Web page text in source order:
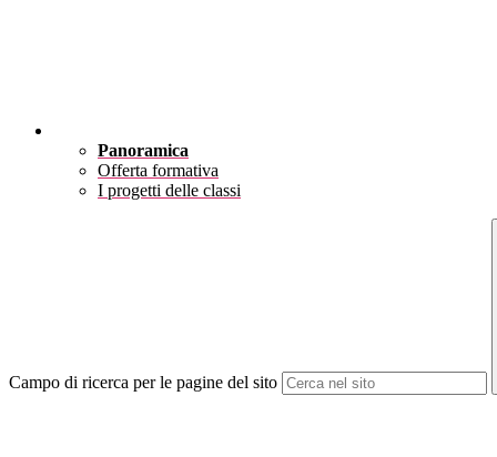
Panoramica
Offerta formativa
I progetti delle classi
Campo di ricerca per le pagine del sito